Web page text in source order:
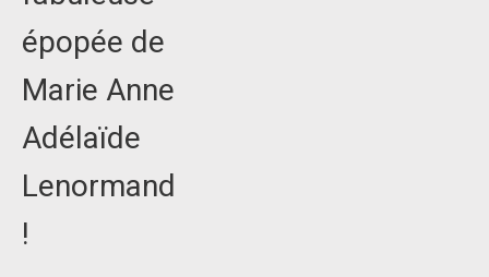
épopée de
Marie Anne
Adélaïde
Lenormand
!